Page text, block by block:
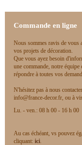
Commande en ligne
Nous sommes ravis de vous
vos projets de décoration.
Que vous ayez besoin
une commande, notre
répondre à toutes vos
N'hésitez pas à nous
info@france-decor.fr, ou à
Lu. - ven.: 08 h 00 - 16 h 00
Au cas échéant, vs pouvez
cliquant: ici.